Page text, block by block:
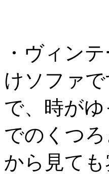
・ヴィン
けソファ
で、時が
でのくつ
から見て